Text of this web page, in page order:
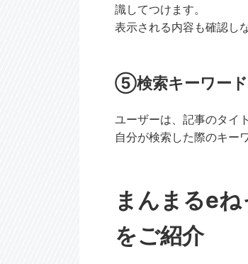
識してつけます。
表示される内容も確認し
⑤検索キーワード
ユーザーは、記事のタイ
自分が検索した際のキー
まんまるe
をご紹介